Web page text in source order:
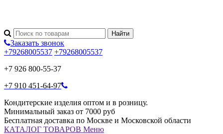
Заказать звонок
+79268005537 +79268005537
+7 926 800-55-37
+7 910 451-64-97
Кондитерские изделия оптом и в розницу.
Минимальный заказ от 7000 руб
Бесплатная доставка по Москве и Московской области
КАТАЛОГ ТОВАРОВ Меню